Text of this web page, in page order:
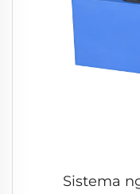
Sistema